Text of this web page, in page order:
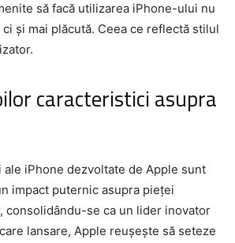
să facă utilizarea iPhone-ului nu
și mai plăcută. Ceea ce reflectă stilul
caracteristici asupra
iPhone dezvoltate de Apple sunt
impact puternic asupra pieței
consolidându-se ca un lider inovator
lansare, Apple reușește să seteze